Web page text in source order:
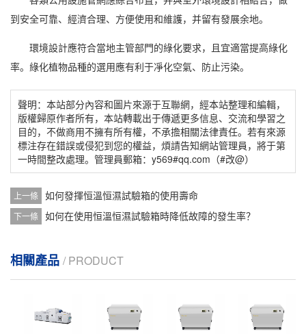
到安全可靠、經濟合理、方便使用和維護，并留有發展余地。
環境設計應符合當地主管部門的綠化要求，且宜適當提高綠化
率。綠化植物品種的選用應有利于凈化空氣、防止污染。
聲明：本站部分內容和圖片來源于互聯網，經本站整理和編輯，
版權歸原作者所有，本站轉載出于傳遞更多信息、交流和學習之
目的，不做商用不擁有所有權，不承擔相關法律責任。若有來源
標注存在錯誤或侵犯到您的權益，煩請告知網站管理員，將于第
一時間整改處理。管理員郵箱：y569#qq.com（#改@）
上一條 如何發揮恒溫恒濕試驗箱的使用壽命
下一條 如何在使用恒溫恒濕試驗箱時降低故障的發生率？
相關產品 / PRODUCT